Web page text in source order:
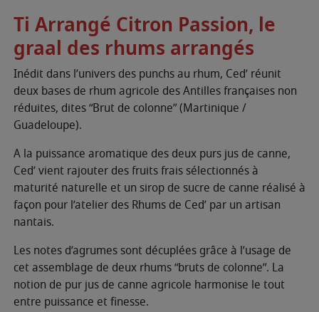
Ti Arrangé Citron Passion, le
graal des rhums arrangés
Inédit dans l’univers des punchs au rhum, Ced’ réunit
deux bases de rhum agricole des Antilles françaises non
réduites, dites “Brut de colonne” (Martinique /
Guadeloupe).
A la puissance aromatique des deux purs jus de canne,
Ced’ vient rajouter des fruits frais sélectionnés à
maturité naturelle et un sirop de sucre de canne réalisé à
façon pour l’atelier des Rhums de Ced’ par un artisan
nantais.
Les notes d’agrumes sont décuplées grâce à l’usage de
cet assemblage de deux rhums “bruts de colonne”. La
notion de pur jus de canne agricole harmonise le tout
entre puissance et finesse.